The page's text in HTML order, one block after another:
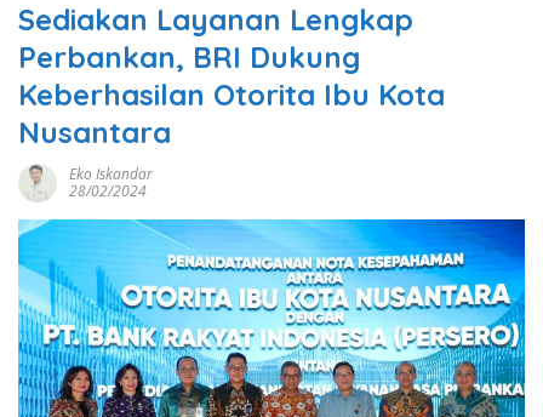
Sediakan Layanan Lengkap
Perbankan, BRI Dukung
Keberhasilan Otorita Ibu Kota
Nusantara
Eko Iskandar
28/02/2024